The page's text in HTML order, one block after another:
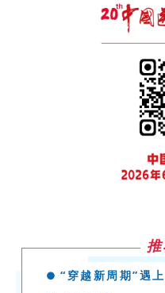
● “穿越新周期”遇